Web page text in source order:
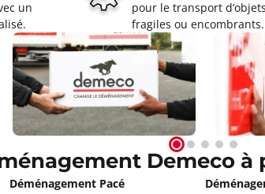
un
pour le transport
fragiles ou encombrants.
Demeco
Déménagement Pacé